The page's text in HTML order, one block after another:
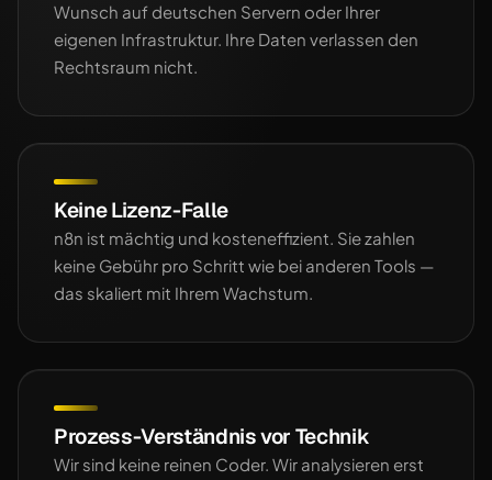
Wunsch auf deutschen Servern oder Ihrer
eigenen Infrastruktur. Ihre Daten verlassen den
Rechtsraum nicht.
Keine Lizenz-Falle
n8n ist mächtig und kosteneffizient. Sie zahlen
keine Gebühr pro Schritt wie bei anderen Tools —
das skaliert mit Ihrem Wachstum.
Prozess-Verständnis vor Technik
Wir sind keine reinen Coder. Wir analysieren erst